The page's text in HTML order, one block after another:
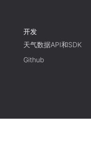
开发
天气数据API和SDK
Github